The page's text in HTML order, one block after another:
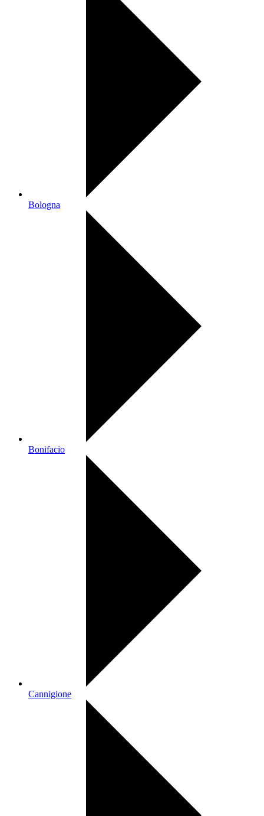
Bologna
Bonifacio
Cannigione